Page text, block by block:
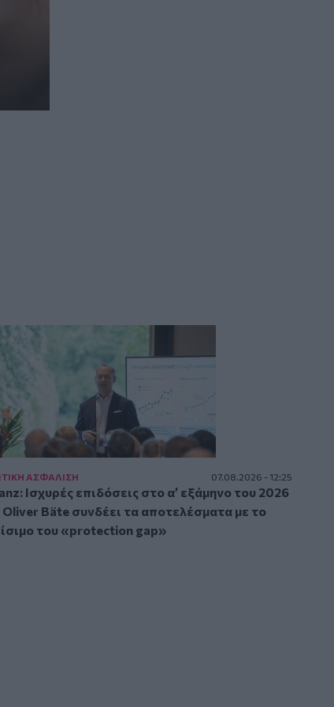
ΑΣΦAΛΙΣΗ 07.08.2026 - 12:25
Ισχυρές επιδόσεις στο α’ εξάμηνο του 2026
Bäte συνδέει τα αποτελέσματα με το
του «protection gap»